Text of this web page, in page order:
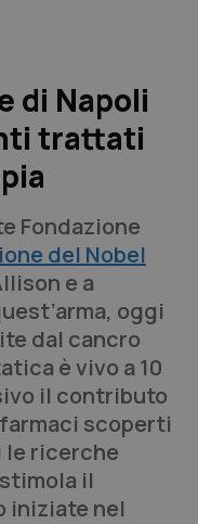
di Napoli
trattati
Fondazione
del Nobel
e a
oggi
dal cancro
è vivo a 10
il contributo
scoperti
le ricerche
il
iniziate nel